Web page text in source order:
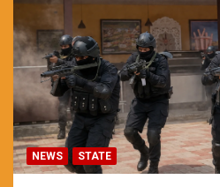
NEWS STATE